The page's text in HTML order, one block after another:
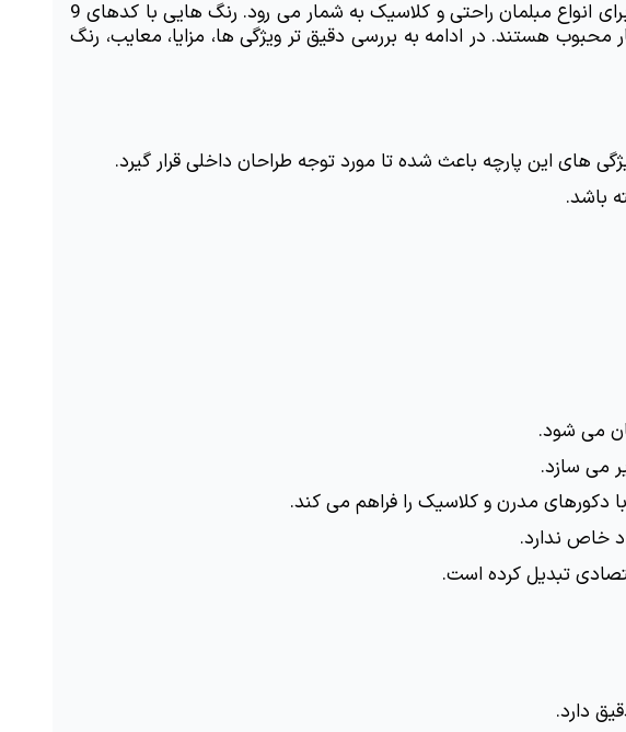
های این پارچه باعث شده تا مورد توجه طراحان داخلی قرار گیرد.
باشد.
می شود.
می سازد.
مدرن و کلاسیک را فراهم می کند.
خاص ندارد.
تبدیل کرده است.
دارد.